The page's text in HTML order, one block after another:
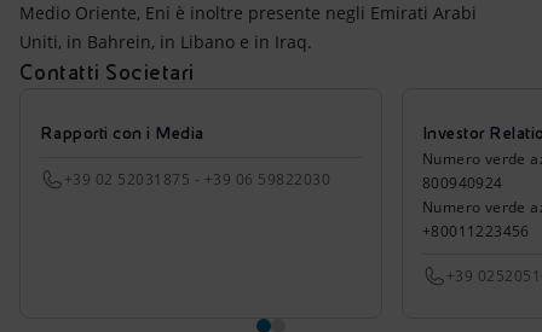
Medio Oriente, Eni è inoltre presente negli Emirati Arabi
Uniti, in Bahrein, in Libano e in Iraq.
Contatti Societari
Rapporti con i Media
+39 02 52031875 - +39 06 59822030
Investor
Numero verde
800940924
Numero verde
+80011223456
+39